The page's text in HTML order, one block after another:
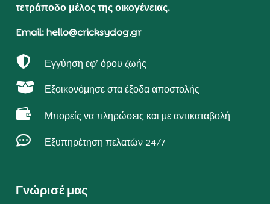
τετράποδο μέλος της οικογένειας.
Email: hello@cricksydog.gr
 Εγγύηση εφ’ όρου ζωής
 Εξοικονόμησε στα έξοδα αποστολής
 Μπορείς να πληρώσεις και με αντικαταβολή
 Εξυπηρέτηση πελατών 24/7
Γνώρισέ μας